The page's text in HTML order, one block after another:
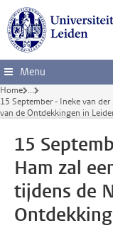
Ga direct naar de
Menu
Home ...
15 September - Ineke van
van de Ontdekkingen in
15
Ham zal
tijdens de